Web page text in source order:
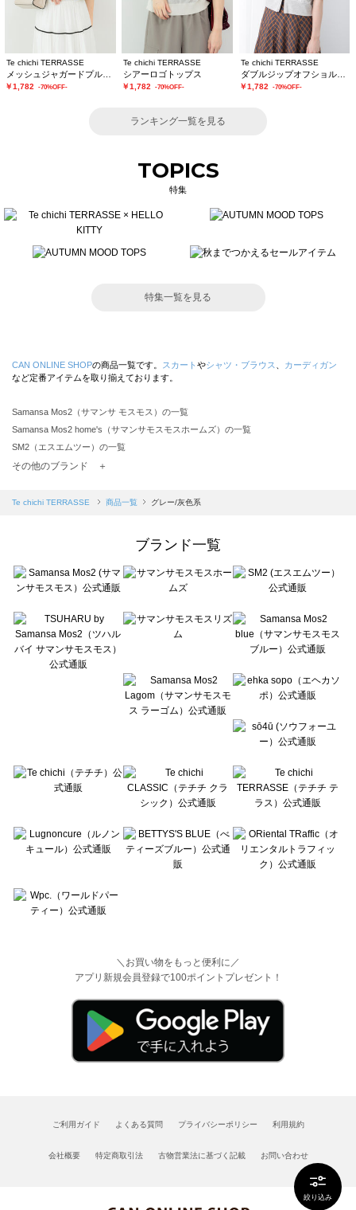
絞り込み
Te chichi TERRASSE
￥1,782 -70%OFF-
Te chichi TERRASSE
シアーロゴトップス
￥1,782 -70%OFF-
Te chichi TERRASSE
ダブルジップオフショルカットトップス
￥1,782 -70%OFF-
ランキング一覧を見る
TOPICS
特集
特集一覧を見る
CAN ONLINE SHOPの商品一覧です。 スカート やシャツ・ブラウス
カーディガン
など定番アイテムを取り揃えております。
Samansa Mos2（サマンサ モスモス）の一覧
Samansa Mos2 home's（サマンサモスモスホームズ）の一覧
SM2（エスエムツー）の一覧
TSUHARU by Samansa Mos2（ツハルバイサマンサモスモス）の一覧
Samansa Mos2 blue（サマンサモスモス ブルー）の一覧
Te chichi（テチチ）の一覧
Te chichi CLASSIC（テチチ クラシック）の一覧
Lugnoncure（ルノンキュール）の一覧
BETTY'S BLUE（べティーズブルー）の一覧
Wpc.（ワールドパーティー）の一覧
その他のブランド ＋
Te chichi TERRASSE 商品一覧 グレー/灰色系
ブランド一覧
＼お買い物をもっと便利に／
アプリ新規会員登録で100ポイントプレゼント！
ご利用ガイド よくある質問 プライバシーポリシー 利用規約
会社概要 特定商取引法 古物営業法に基づく記載 お問い合わせ